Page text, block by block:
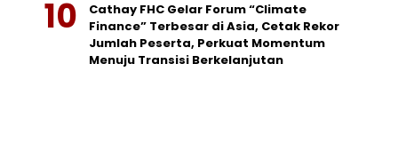
Cathay FHC Gelar Forum “Climate
Finance” Terbesar di Asia, Cetak Rekor
Jumlah Peserta, Perkuat Momentum
Menuju Transisi Berkelanjutan